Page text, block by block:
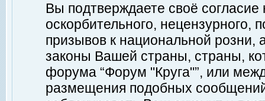
Вы подтверждаете своё
оскорбительного, нецензурного,
призывов к национальной
законы Вашей страны, страны,
форума “Форум "Круга"”, или
размещения подобных